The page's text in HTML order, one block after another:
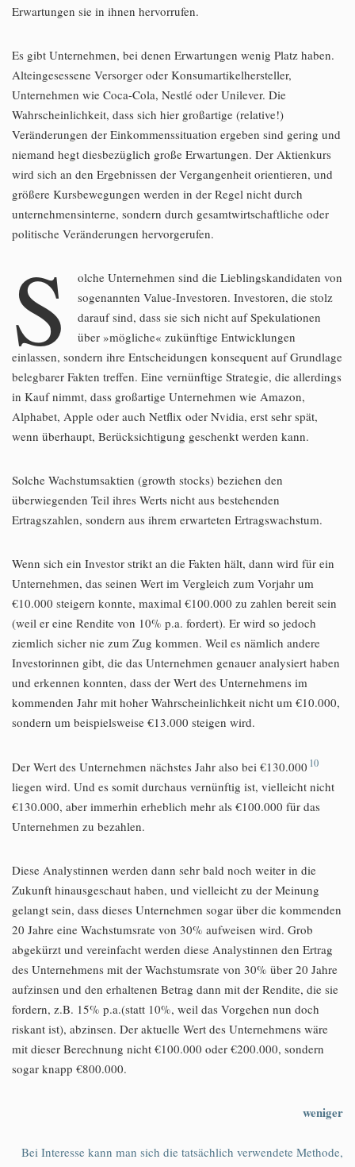
Erwartungen sie in ihnen hervorrufen.
Es gibt Unternehmen, bei denen Erwartungen wenig Platz haben.
Alteingesessene Versorger oder Konsumartikelhersteller,
Unternehmen wie Coca-Cola, Nestlé oder Unilever. Die
Wahrscheinlichkeit, dass sich hier großartige (relative!)
Veränderungen der Einkommenssituation ergeben sind gering und
niemand hegt diesbezüglich große Erwartungen. Der Aktienkurs
wird sich an den Ergebnissen der Vergangenheit orientieren, und
größere Kursbewegungen werden in der Regel nicht durch
unternehmensinterne, sondern durch gesamtwirtschaftliche oder
politische Veränderungen hervorgerufen.
S
olche Unternehmen sind die Lieblingskandidaten von
sogenannten Value-Investoren. Investoren, die stolz
darauf sind, dass sie sich nicht auf Spekulationen
über »mögliche« zukünftige Entwicklungen
einlassen, sondern ihre Entscheidungen konsequent auf Grundlage
belegbarer Fakten treffen. Eine vernünftige Strategie, die allerdings
in Kauf nimmt, dass großartige Unternehmen wie Amazon,
Alphabet, Apple oder auch Netflix oder Nvidia, erst sehr spät,
wenn überhaupt, Berücksichtigung geschenkt werden kann.
Solche Wachstumsaktien (growth stocks) beziehen den
überwiegenden Teil ihres Werts nicht aus bestehenden
Ertragszahlen, sondern aus ihrem erwarteten Ertragswachstum.
Wenn sich ein Investor strikt an die Fakten hält, dann wird für ein
Unternehmen, das seinen Wert im Vergleich zum Vorjahr um
€10.000 steigern konnte, maximal €100.000 zu zahlen bereit sein
(weil er eine Rendite von 10% p.a. fordert). Er wird so jedoch
ziemlich sicher nie zum Zug kommen. Weil es nämlich andere
Investorinnen gibt, die das Unternehmen genauer analysiert haben
und erkennen konnten, dass der Wert des Unternehmens im
kommenden Jahr mit hoher Wahrscheinlichkeit nicht um €10.000,
sondern um beispielsweise €13.000 steigen wird.
Der Wert des Unternehmen nächstes Jahr also bei €130.000 10
liegen wird. Und es somit durchaus vernünftig ist, vielleicht nicht
€130.000, aber immerhin erheblich mehr als €100.000 für das
Unternehmen zu bezahlen.
Diese Analystinnen werden dann sehr bald noch weiter in die
Zukunft hinausgeschaut haben, und vielleicht zu der Meinung
gelangt sein, dass dieses Unternehmen sogar über die kommenden
20 Jahre eine Wachstumsrate von 30% aufweisen wird. Grob
abgekürzt und vereinfacht werden diese Analystinnen den Ertrag
des Unternehmens mit der Wachstumsrate von 30% über 20 Jahre
aufzinsen und den erhaltenen Betrag dann mit der Rendite, die sie
fordern, z.B. 15% p.a.(statt 10%, weil das Vorgehen nun doch
riskant ist), abzinsen. Der aktuelle Wert des Unternehmens wäre
mit dieser Berechnung nicht €100.000 oder €200.000, sondern
sogar knapp €800.000.
weniger
Bei Interesse kann man sich die tatsächlich verwendete Methode,